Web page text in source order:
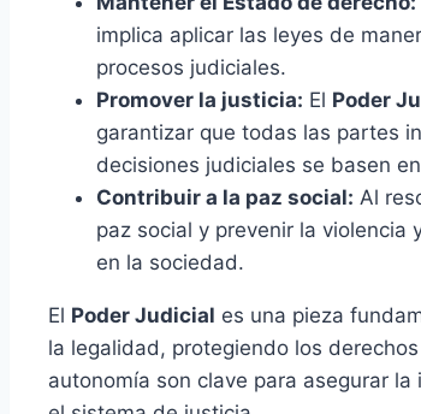
implica aplicar las leyes de
procesos judiciales.
Promover la justicia: El Poder
garantizar que todas las partes
decisiones judiciales se basen
Contribuir a la paz social: Al
paz social y prevenir la violencia
en la sociedad.
El Poder Judicial es una pieza
la legalidad, protegiendo los
autonomía son clave para asegurar